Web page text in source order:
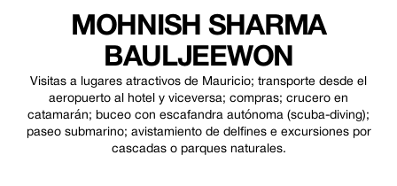
MOHNISH SHARMA
BAULJEEWON
Visitas a lugares atractivos de Mauricio; transporte desde el
aeropuerto al hotel y viceversa; compras; crucero en
catamarán; buceo con escafandra autónoma (scuba-diving);
paseo submarino; avistamiento de delfines e excursiones por
cascadas o parques naturales.